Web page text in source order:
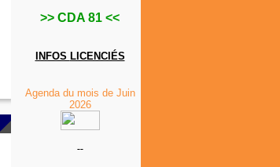
>> CDA 81 <<
INFOS LICENCIÉS
Agenda du mois de Juin
2026
--